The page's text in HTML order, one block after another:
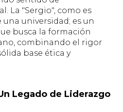
La "Sergio", como es
una universidad; es un
busca la formación
combinando el rigor
base ética y
Legado de Liderazgo